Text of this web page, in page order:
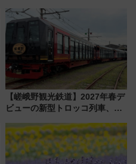
潟・長野・庄内へ
【嵯峨野観光鉄道】2027年春デ
ビューの新型トロッコ列車、い
は2026年で引退